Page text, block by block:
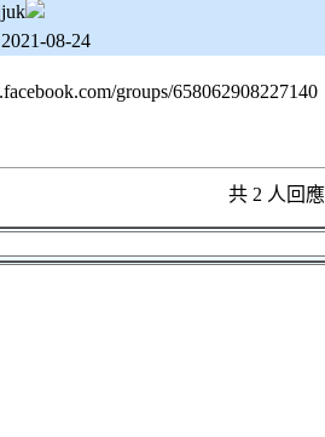
2021-08-24
groups/658062908227140
共 2 人回